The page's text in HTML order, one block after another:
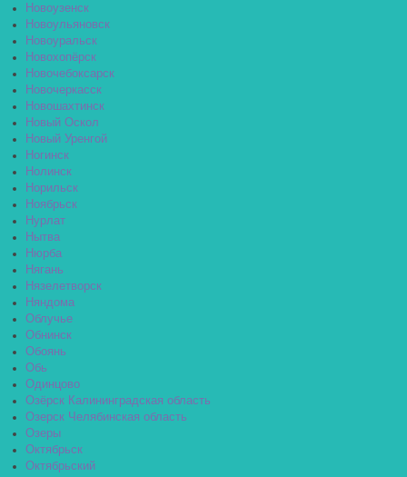
Новоузенск
Новоульяновск
Новоуральск
Новохопёрск
Новочебоксарск
Новочеркасск
Новошахтинск
Новый Оскол
Новый Уренгой
Ногинск
Нолинск
Норильск
Ноябрьск
Нурлат
Нытва
Нюрба
Нягань
Нязелетворск
Няндома
Облучье
Обнинск
Обоянь
Обь
Одинцово
Озёрск Калининградская область
Озерск Челябинская область
Озеры
Октябрьск
Октябрьский